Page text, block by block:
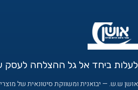
לעלות ביחד אל גל ההצלחה לעסק
אושן ש.ש. — יבואנית ומשווקת סיטונאית של